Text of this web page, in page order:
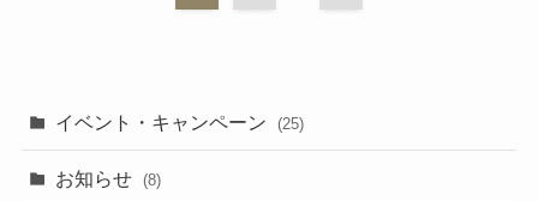
イベント・キャンペーン (25)
お知らせ (8)